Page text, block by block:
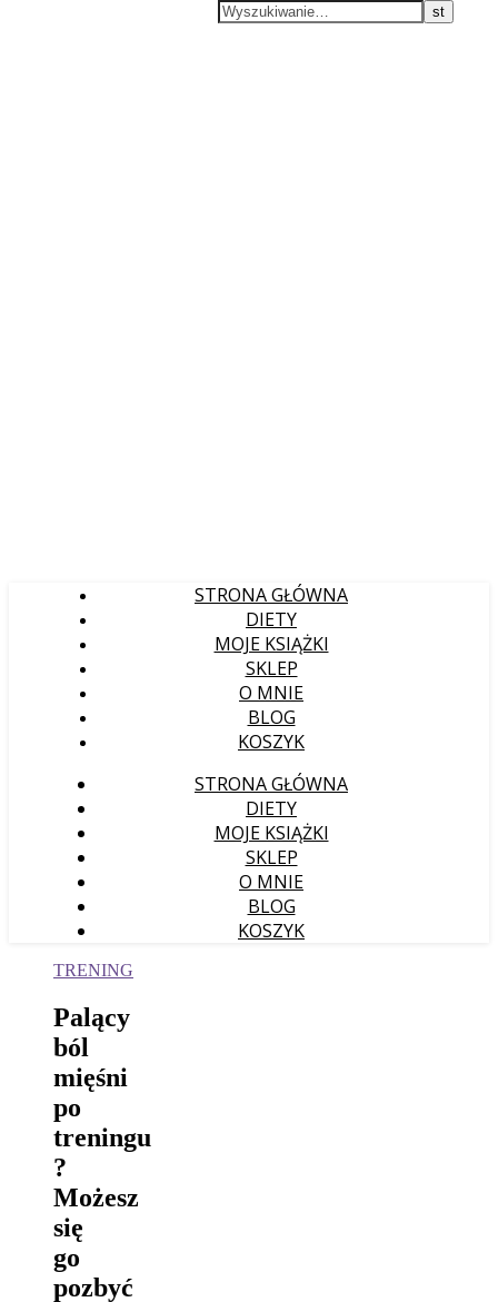
STRONA GŁÓWNA
DIETY
MOJE KSIĄŻKI
SKLEP
O MNIE
BLOG
KOSZYK
STRONA GŁÓWNA
DIETY
MOJE KSIĄŻKI
SKLEP
O MNIE
BLOG
KOSZYK
TRENING
Palący
ból
mięśni
po
treningu
?
Możesz
się
go
pozbyć